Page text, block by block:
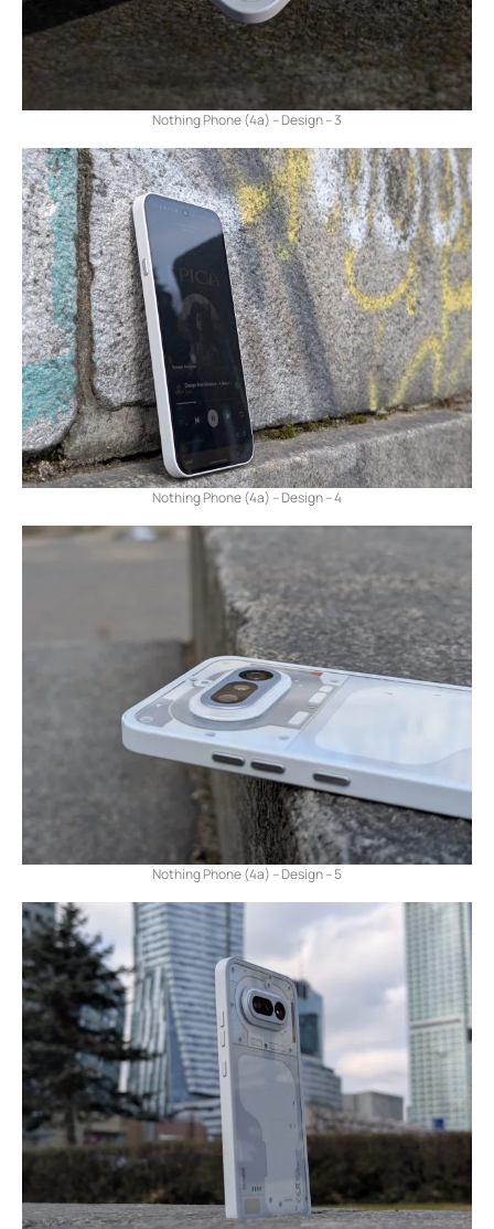
Nothing Phone (4a) – Design – 3
Nothing Phone (4a) – Design – 4
Nothing Phone (4a) – Design – 5